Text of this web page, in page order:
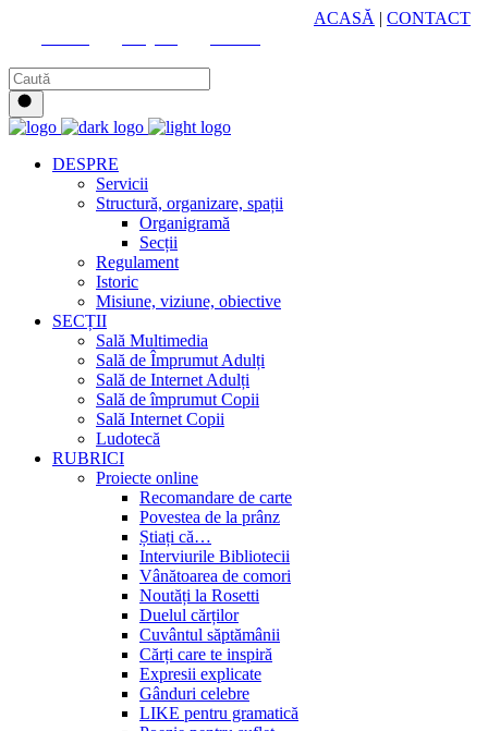
ACASĂ | CONTACT
DESPRE
Servicii
Structură, organizare, spații
Organigramă
Secții
Regulament
Istoric
Misiune, viziune, obiective
SECȚII
Sală Multimedia
Sală de Împrumut Adulți
Sală de Internet Adulți
Sală de împrumut Copii
Sală Internet Copii
Ludotecă
RUBRICI
Proiecte online
Recomandare de carte
Povestea de la prânz
Știați că…
Interviurile Bibliotecii
Vânătoarea de comori
Noutăți la Rosetti
Duelul cărților
Cuvântul săptămânii
Cărți care te inspiră
Expresii explicate
Gânduri celebre
LIKE pentru gramatică